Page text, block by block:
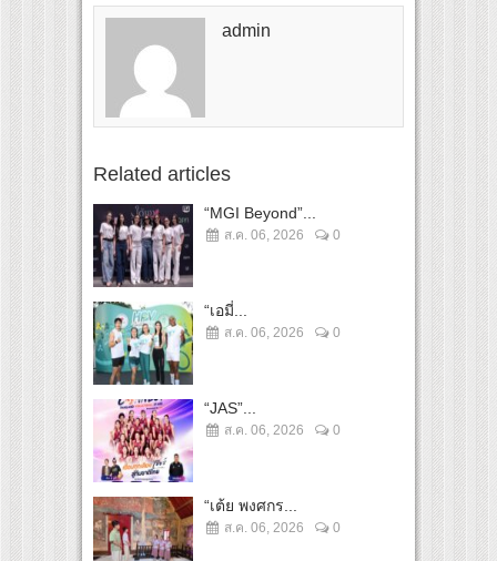
admin
Related articles
“MGI Beyond”...
ส.ค. 06, 2026 0
“เอมี่...
ส.ค. 06, 2026 0
“JAS”...
ส.ค. 06, 2026 0
“เต้ย พงศกร...
ส.ค. 06, 2026 0